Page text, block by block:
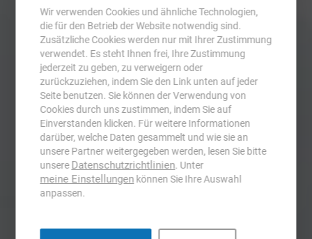
Wir verwenden Cookies und ähnliche Technologien,
die für den Betrieb der Website notwendig sind.
Zusätzliche Cookies werden nur mit Ihrer Zustimmung
verwendet. Es steht Ihnen frei, Ihre Zustimmung
jederzeit zu geben, zu verweigern oder
zurückzuziehen, indem Sie den Link unten auf jeder
Seite benutzen. Sie können der Verwendung von
Cookies durch uns zustimmen, indem Sie auf
Einverstanden klicken. Für weitere Informationen
darüber, welche Daten gesammelt und wie sie an
unsere Partner weitergegeben werden, lesen Sie bitte
unsereDatenschutzrichtlinien. Unter
meine Einstellungen können Sie Ihre Auswahl
anpassen.